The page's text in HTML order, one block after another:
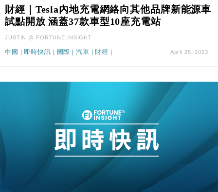
財經｜Tesla內地充電網絡向其他品牌新能源車
試點開放 涵蓋37款車型10座充電站
JUSTIN @ FORTUNE INSIGHT
中國 | 即時快訊 | 國際 | 汽車 | 財經 | April 25, 2023